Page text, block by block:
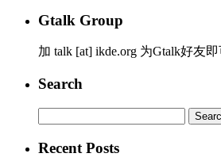
Gtalk Group
加 talk [at] ikde.org 为Gtalk好友即
Search
for:
Recent Posts